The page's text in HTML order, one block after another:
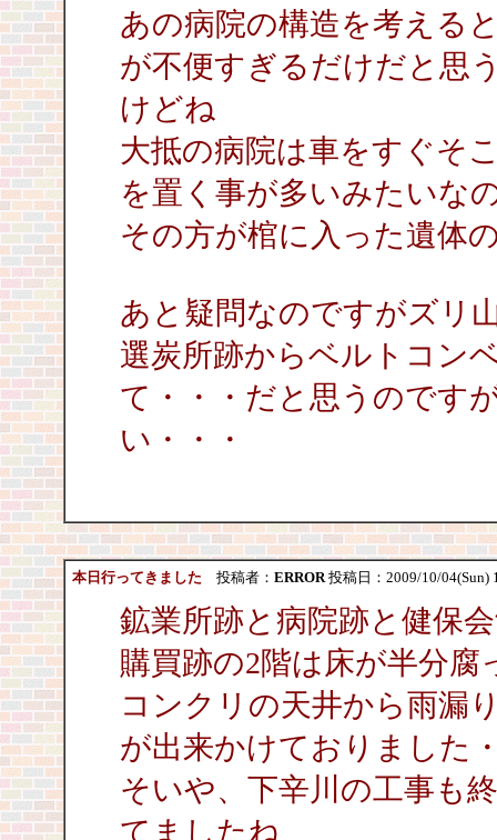
あの病院の構造を考える
が不便すぎるだけだと思
けどね
大抵の病院は車をすぐそ
を置く事が多いみたいな
その方が棺に入った遺体
あと疑問なのですがズリ
選炭所跡からベルトコン
て・・・だと思うのです
い・・・
本日行ってきました 投稿者： ERROR投稿日：2009/10/04(Sun)
鉱業所跡と病院跡と健保
購買跡の2階は床が半分
コンクリの天井から雨漏
が出来かけておりました
そいや、下辛川の工事も
てましたね